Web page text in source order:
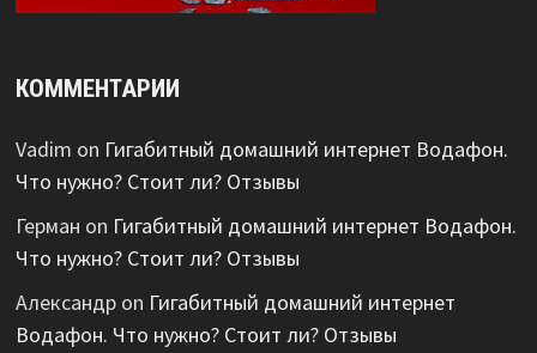
КОММЕНТАРИИ
Vadim on Гигабитный домашний интернет Водафон.
Что нужно? Стоит ли? Отзывы
Герман on Гигабитный домашний интернет Водафон.
Что нужно? Стоит ли? Отзывы
Александрon Гигабитный домашний интернет
Водафон. Что нужно? Стоит ли? Отзывы